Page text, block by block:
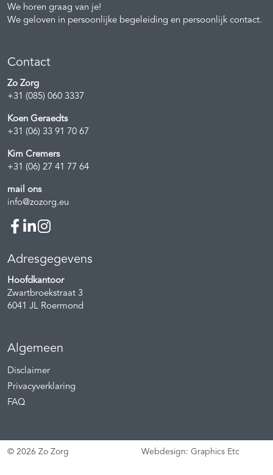
We horen graag van je!
We geloven in persoonlijke begeleiding en persoonlijk contact.
Contact
Zo Zorg
+31 (085) 060 3337
Koen Geraedts
+31 (06) 33 91 70 67
Kim Cremers
+31 (06) 27 41 77 64
mail ons
info@zozorg.eu
Adresgegevens
Hoofdkantoor
Zwartbroekstraat 3
6041 JL Roermond
Algemeen
Disclaimer
Privacyverklaring
FAQ
© 2026 Zo Zorg Webdesign: Graphics Etc